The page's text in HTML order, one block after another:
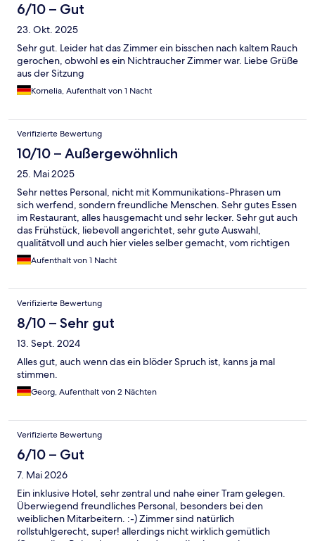
6/10 – Gut
23. Okt. 2025
Sehr gut. Leider hat das Zimmer ein bisschen nach kaltem Rauch
gerochen, obwohl es ein Nichtraucher Zimmer war. Liebe Grüße
aus der Sitzung
Kornelia, Aufenthalt von 1 Nacht
Verifizierte Bewertung
10/10 – Außergewöhnlich
25. Mai 2025
Sehr nettes Personal, nicht mit Kommunikations-Phrasen um
sich werfend, sondern freundliche Menschen. Sehr gutes Essen
im Restaurant, alles hausgemacht und sehr lecker. Sehr gut auch
das Frühstück, liebevoll angerichtet, sehr gute Auswahl,
qualitätvoll und auch hier vieles selber gemacht, vom richtigen
Rührei bis zur hausgemachten Marmelade. Wir kommen wieder!
Aufenthalt von 1 Nacht
Verifizierte Bewertung
8/10 – Sehr gut
13. Sept. 2024
Alles gut, auch wenn das ein blöder Spruch ist, kanns ja mal
stimmen.
Georg, Aufenthalt von 2 Nächten
Verifizierte Bewertung
6/10 – Gut
7. Mai 2026
Ein inklusive Hotel, sehr zentral und nahe einer Tram gelegen.
Überwiegend freundliches Personal, besonders bei den
weiblichen Mitarbeitern. :-) Zimmer sind natürlich
rollstuhlgerecht, super! allerdings nicht wirklich gemütlich